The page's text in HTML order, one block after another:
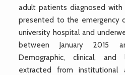
adult patients diagnosed with
presented to the emergency
university hospital and
between January 2015
Demographic, clinical,
extracted from institutional